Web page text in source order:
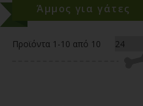
Άμμος για γάτες
Προϊόντα 1-10 από 10